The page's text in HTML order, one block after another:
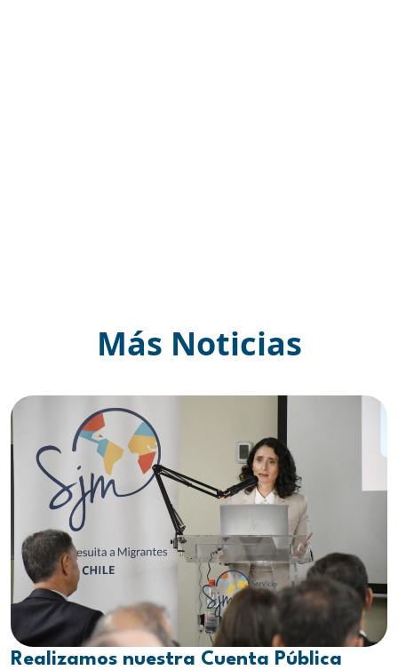
Más Noticias
Realizamos nuestra Cuenta Pública